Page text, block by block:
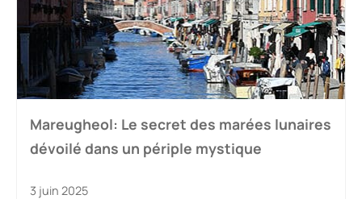
Mareugheol: Le secret des marées lunaires
dévoilé dans un périple mystique
3 juin 2025